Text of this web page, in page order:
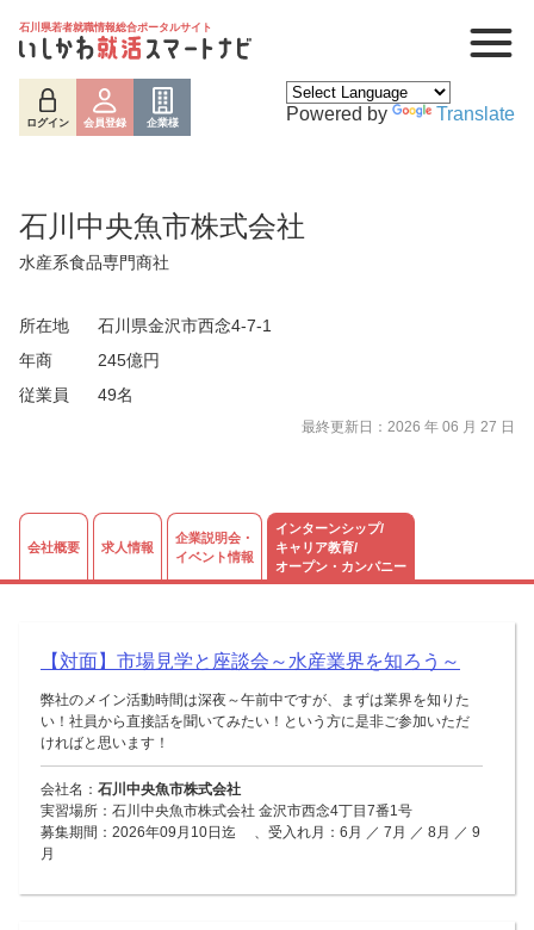
石川県若者就職情報総合ポータルサイト
ログイン 会員登録 企業様 Powered by Translate
会員登録 企業様
石川中央魚市株式会社
水産系食品専門商社
所在地
石川県金沢市西念4-7-1
年商
245億円
従業員
49名
最終更新日：2026 年 06 月 27 日
会社概要 求人情報
企業説明会・
イベント情報
インターンシップ/
キャリア教育/
オープン・カンパニー
【対面】市場見学と座談会～水産業界を知ろう～
弊社のメイン活動時間は深夜～午前中ですが、まずは業界を知りた
い！社員から直接話を聞いてみたい！という方に是非ご参加いただ
ければと思います！
会社名： 石川中央魚市株式会社
実習場所：石川中央魚市株式会社 金沢市西念4丁目7番1号
募集期間：2026年09月10日迄 、受入れ月：6月 ／ 7月 ／ 8月 ／ 9
月